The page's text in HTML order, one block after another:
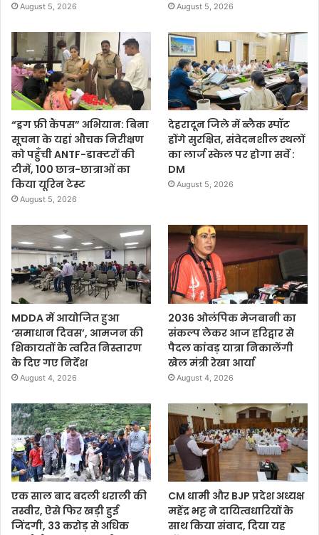
August 5, 2026 August 5, 2026
“ड्रग फ्री कैंपस” अभियान: बिना
सूचना के यहां औचक निरीक्षण
को पहुँची ANTF-डाक्टरों की
टीमें, 100 छात्र-छात्राओं का
किया यूरिन टेस्ट
August 5, 2026
देहरादून जिले में ब्लैक स्पॉट
होंगे सुरक्षित, संवेदनशील स्थलों
का लार्ज स्केल पर होगा सर्वे :
DM
August 5, 2026
MDDA में आयोजित हुआ
‘समाधान दिवस’, आमजन की
शिकायतों के त्वरित निस्तारण
के दिए गए निर्देश
August 4, 2026
2036 ओलंपिक मेजबानी का
संकल्प लेकर आज हरिद्वार से
पैदल कांवड़ यात्रा निकालेंगी
खेल मंत्री रेखा आर्या
August 4, 2026
एक साल बाद बदली धराली की
तस्वीर, ऐसे फिर खड़ी हुई
जिंदगी, 33 करोड़ से अधिक
CM धामी और BJP प्रदेश अध्यक्ष
महेंद्र भट्ट ने दायित्वधारियों के
साथ किया संवाद, दिया यह